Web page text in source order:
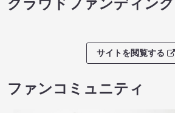
クラウドファンディング
サイトを閲覧する
ファンコミュニティ